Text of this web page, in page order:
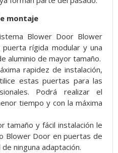
montaje
Blower Door Blower
puerta rígida modular y una
aluminio de mayor tamaño.
rapidez de instalación,
estas puertas para las
Podrá realizar el
tiempo y con la máxima
tamaño y fácil instalación le
Blower Door en puertas de
ninguna adaptación.